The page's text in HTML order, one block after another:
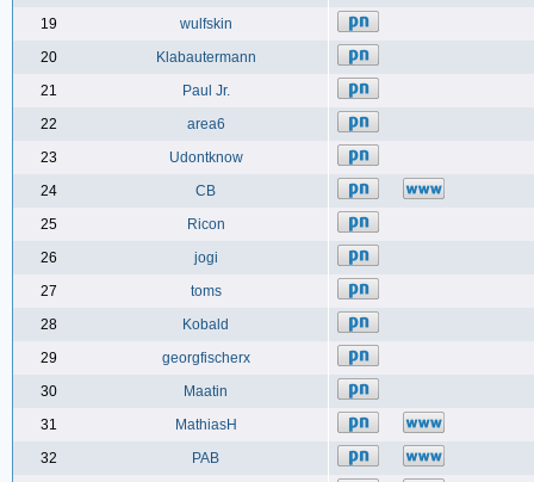
19
wulfskin
20
Klabautermann
21
Paul Jr.
22
area6
23
Udontknow
24
CB
25
Ricon
26
jogi
27
toms
28
Kobald
29
georgfischerx
30
Maatin
31
MathiasH
32
PAB